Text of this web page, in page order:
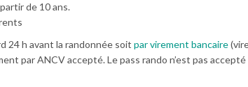
de 10 ans.
24 h avant la randonnée soit par virement bancaire
par ANCV accepté. Le pass rando n’est pas